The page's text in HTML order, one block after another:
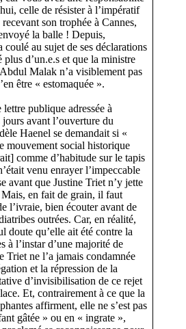
celle de résister à l’impératif
son trophée à Cannes,
la balle ! Depuis,
coulé au sujet de ses déclarations
d’un.e.s et que la ministre
Malak n’a visiblement pas
être « estomaquée ».
publique adressée à
avant l’ouverture du
Haenel se demandait si «
mouvement social historique
comme d’habitude sur le tapis
venu enrayer l’impeccable
avant que Justine Triet n’y jette
en fait de grain, il faut
l’ivraie, bien écouter avant de
outrées. Car, en réalité,
doute qu’elle ait été contre la
à l’instar d’une majorité de
Triet ne l’a jamais condamnée
et la répression de la
d’invisibilisation de ce rejet
Et, contrairement à ce que la
affirment, elle ne s’est pas
gâtée » ou en « ingrate »,